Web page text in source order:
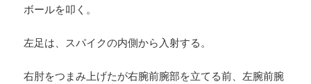
ボールを叩く。
左足は、スパイクの内側から入射する。
右肘をつまみ上げたが右腕前腕部を立てる前、左腕前腕